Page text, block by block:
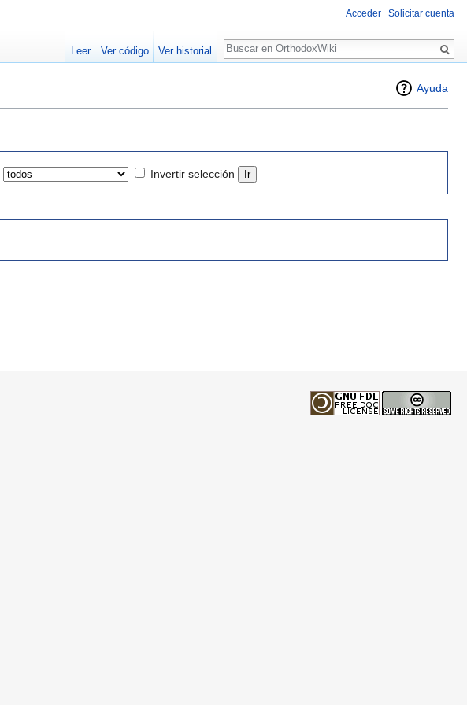
Ayuda
Invertir selección
Acceder Solicitar cuenta
Leer Ver código Ver historial
Buscar